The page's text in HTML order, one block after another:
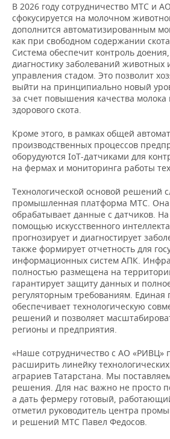
В 2026 году сотрудничество МТС и
сфокусируется на молочном
дополнится автоматизированным
как при свободном содержании
Система обеспечит контроль
диагностику заболеваний животных
управления стадом. Это позволит
выйти на принципиально новый
за счет повышения качества молока
здорового скота.
Кроме этого, в рамках общей
производственных процессов
оборудуются IoT-датчиками для
на фермах и мониторинга работы
Технологической основой решений
промышленная платформа МТС. Она
обрабатывает данные с датчиков.
помощью искусственного
прогнозирует и диагностирует
также формирует отчетность для
информационных систем АПК.
полностью размещена на
гарантирует защиту данных и
регуляторным требованиям. Единая
обеспечивает технологическую
решений и позволяет
регионы и предприятия.
«Наше сотрудничество с АО «РИВЦ»
расширить линейку
аграриев Татарстана. Мы
решения. Для нас важно не просто
а дать фермеру готовый,
отметил руководитель центра
и решений МТС Павел Федосов.